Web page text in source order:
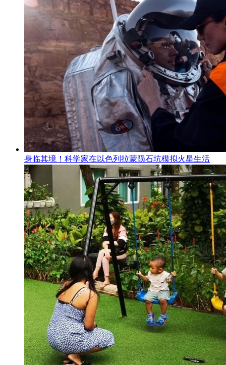
身临其境！科学家在以色列拉蒙陨石坑模拟火星生活